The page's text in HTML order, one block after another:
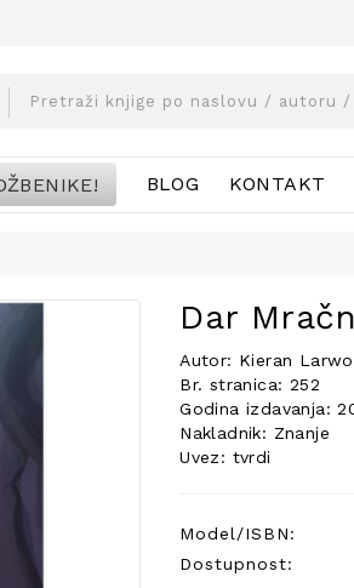
BLOG KONTAKT
Dar
Autor: Kieran
Br. stranica: 252
Godina izdavanja:
Nakladnik: Znanje
Uvez: tvrdi
Model/ISBN:
Dostupnost: